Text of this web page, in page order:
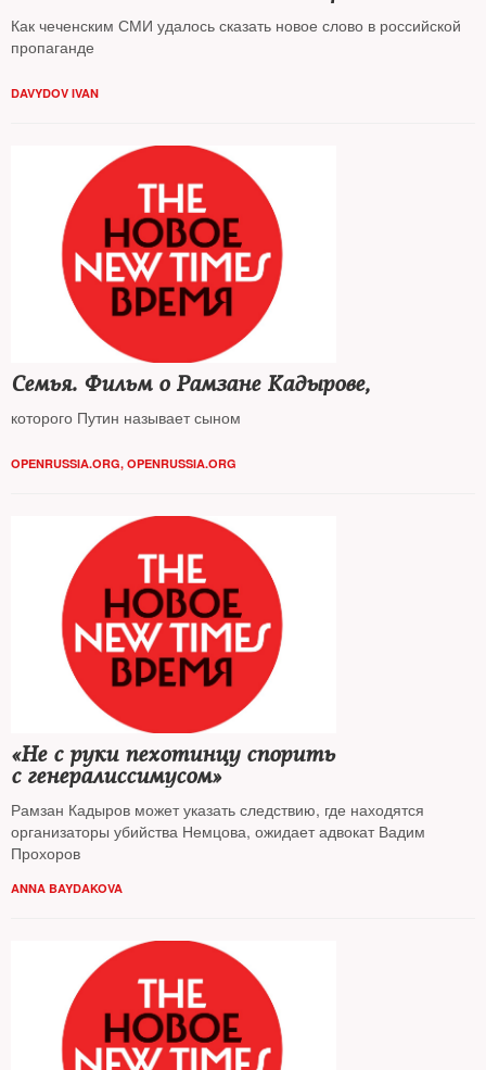
Как чеченским СМИ удалось сказать новое слово в российской
пропаганде
DAVYDOV IVAN
Семья. Фильм о Рамзане Кадырове,
которого Путин называет сыном
OPENRUSSIA.ORG, OPENRUSSIA.ORG
«Не с руки пехотинцу спорить
с генералиссимусом»
Рамзан Кадыров может указать следствию, где находятся
организаторы убийства Немцова, ожидает адвокат Вадим
Прохоров
ANNA BAYDAKOVA